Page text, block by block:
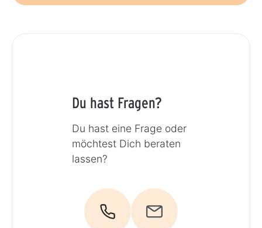
Du hast Fragen?
Du hast eine Frage oder
möchtest Dich beraten
lassen?